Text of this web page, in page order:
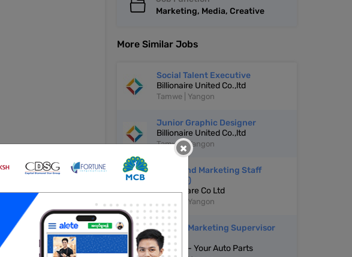
Marketing, Media, Creative
More Similar Jobs
Social Talent Executive
Billionaire United Co.,ltd
Tamwe | Yangon
Junior Graphic Designer
Billionaire United Co.,ltd
Tamwe | Yangon
Sales And Marketing Staff
(Female)
Vision Care Co Ltd
Tamwe | Yangon
Sales & Marketing Supervisor
(Male)
LooSoo - Your Auto Parts
×